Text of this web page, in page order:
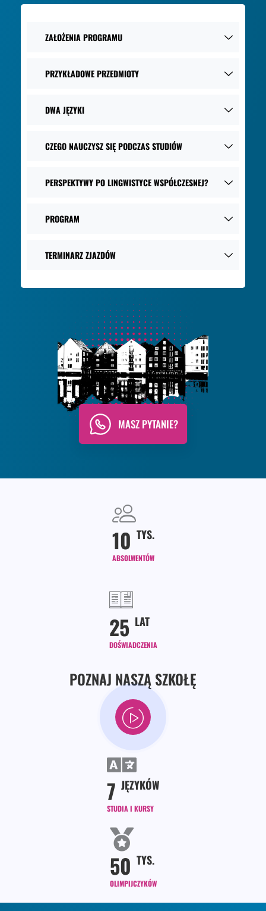
ZAŁOŻENIA PROGRAMU
PRZYKŁADOWE PRZEDMIOTY
DWA JĘZYKI
CZEGO NAUCZYSZ SIĘ PODCZAS STUDIÓW
PERSPEKTYWY PO LINGWISTYCE WSPÓŁCZESNEJ?
PROGRAM
TERMINARZ ZJAZDÓW
MASZ PYTANIE?
10 TYS.
ABSOLWENTÓW
25 LAT
DOŚWIADCZENIA
POZNAJ NASZĄ SZKOŁĘ
7 JĘZYKÓW
STUDIA I KURSY
50 TYS.
OLIMPIJCZYKÓW